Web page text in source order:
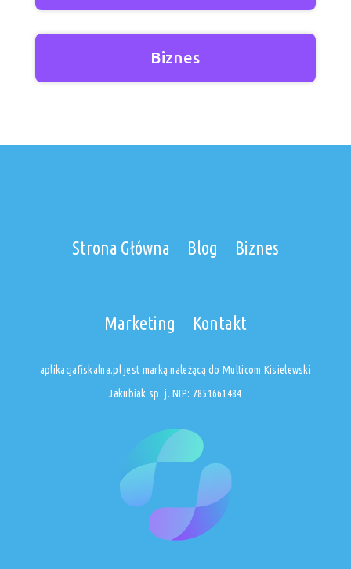
Biznes
Strona Główna Blog Biznes
Marketing Kontakt
aplikacjafiskalna.pl jest marką należącą do Multicom Kisielewski
Jakubiak sp. j. NIP: 7851661484